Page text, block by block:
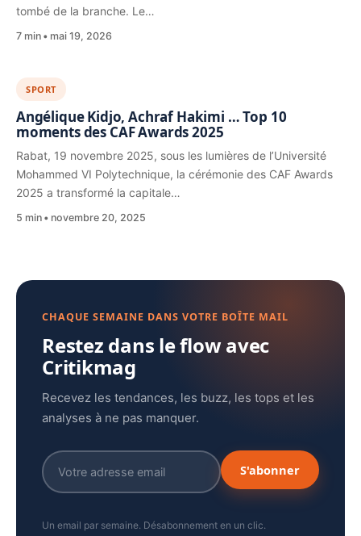
tombé de la branche. Le…
7 min mai 19, 2026
SPORT
Angélique Kidjo, Achraf Hakimi … Top 10
moments des CAF Awards 2025
Rabat, 19 novembre 2025, sous les lumières de l’Université
Mohammed VI Polytechnique, la cérémonie des CAF Awards
2025 a transformé la capitale…
5 min novembre 20, 2025
CHAQUE SEMAINE DANS VOTRE BOÎTE MAIL
Restez dans le flow avec
Critikmag
Recevez les tendances, les buzz, les tops et les
analyses à ne pas manquer.
S'abonner
Un email par semaine. Désabonnement en un clic.